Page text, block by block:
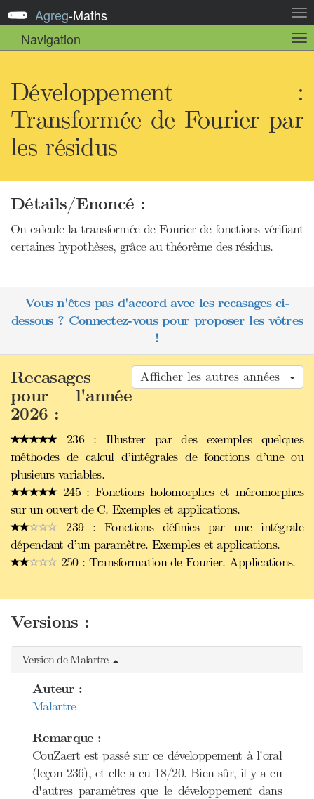
la
Agreg-Maths
Navigation
la
Développement :
Transformée de Fourier par
les résidus
Détails/Enoncé :
On calcule la transformée de Fourier de fonctions vérifiant
certaines hypothèses, grâce au théorème des résidus.
Vous n'êtes pas d'accord avec les recasages ci-
dessous ? Connectez-vous pour proposer les vôtres
!
Afficher les autres années
Recasages
pour l'année
2026 :
236 : Illustrer par des exemples quelques
méthodes de calcul d’intégrales de fonctions d’une ou
plusieurs variables.
245 : Fonctions holomorphes et méromorphes
sur un ouvert de C. Exemples et applications.
239 : Fonctions définies par une intégrale
dépendant d’un paramètre. Exemples et applications.
250 : Transformation de Fourier. Applications.
Versions :
Version de Malartre
Auteur :
Malartre
Remarque :
CouZaert est passé sur ce développement à l'oral
(leçon 236), et elle a eu 18/20. Bien sûr, il y a eu
d'autres paramètres que le développement dans